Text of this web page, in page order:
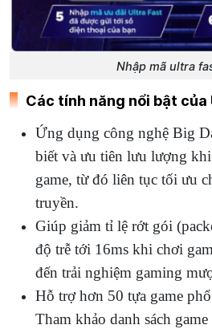
Nhập mã ultra
Các tính năng nổi bật
Ứng dụng công nghệ Big
biết và ưu tiên lưu lượng
game, từ đó liên tục tối ưu
truyền.
Giúp giảm tỉ lệ rớt gói
độ trễ tới 16ms khi chơi
đến trải nghiệm gaming
Hỗ trợ hơn 50 tựa game
Tham khảo danh sách